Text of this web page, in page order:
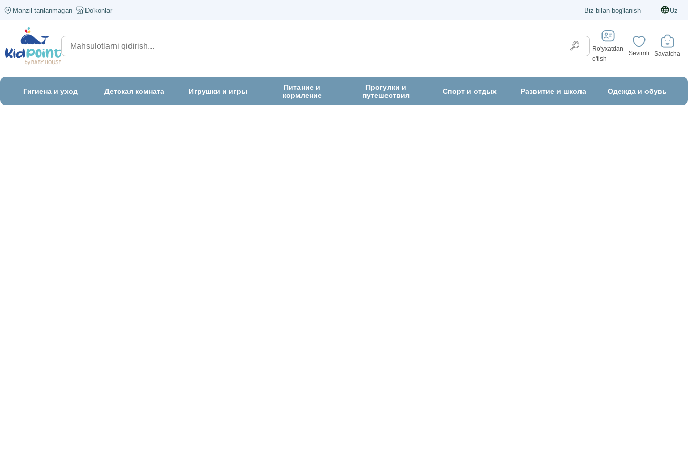
Manzil tanlanmagan Do'konlar Biz bilan bog'lanish Uz
Ro'yxatdan
o'tish
Sevimli Savatcha
Гигиена и уход Детская комната Игрушки и игры
Питание и
кормление
Прогулки и
путешествия
Спорт и отдых Развитие и школа Одежда и обувь